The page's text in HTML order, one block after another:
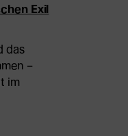
Exil
das
–
im